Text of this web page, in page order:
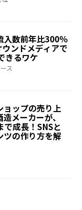
入数前年比300％
ンドメディアで
きるワケ
ス
ョップの売り上
メーカーが、
成長！SNSと
ツの作り方を解